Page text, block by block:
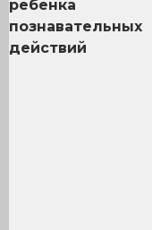
ребенка
познавательных
действий